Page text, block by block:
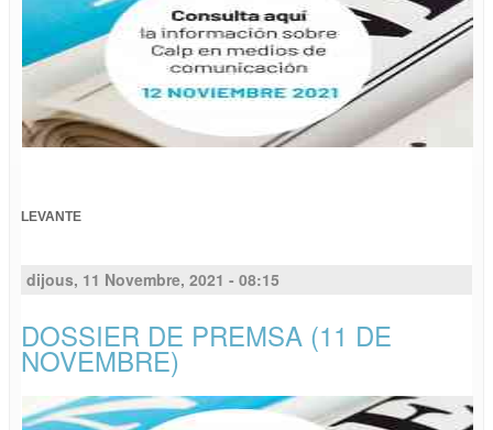
LEVANTE
dijous, 11 Novembre, 2021 - 08:15
DOSSIER DE PREMSA (11 DE
NOVEMBRE)